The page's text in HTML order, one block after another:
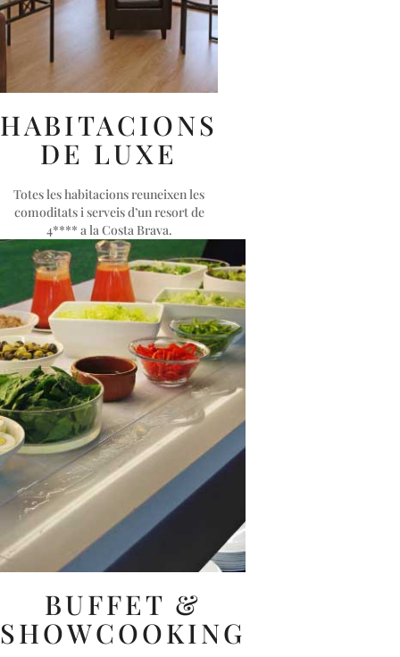
HABITACIONS
DE LUXE
Totes les habitacions reuneixen les
comoditats i serveis d’un resort de
4**** a la Costa Brava.
BUFFET &
SHOWCOOKING